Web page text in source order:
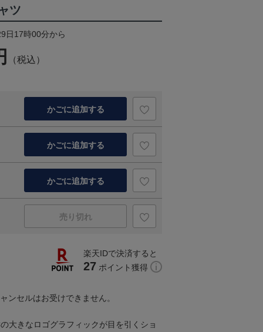
ツ
日17時00分から
（税込）
かごに追加する
かごに追加する
かごに追加する
売り切れ
楽天IDで決済すると
27 ポイント獲得
ンセルはお受けできません。
大きなロゴグラフィックが目を引くショ